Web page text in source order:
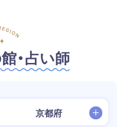
・占い師
京都府